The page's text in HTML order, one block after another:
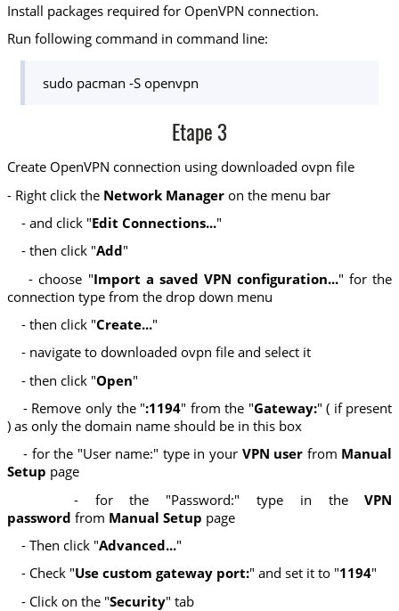
Install packages required for OpenVPN connection.
Run following command in command line:
sudo pacman -S openvpn
Etape 3
Create OpenVPN connection using downloaded ovpn file
- Right click the Network Manageron the menu bar
- and click "Edit Connections..."
- then click "Add"
- choose "Import a saved VPN configuration..." for the
connection type from the drop down menu
- then click "Create..."
- navigate to downloaded ovpn file and select it
- then click "Open"
- Remove only the ":1194" from the "Gateway:" ( if present
) as only the domain name should be in this box
- for the "User name:" type in your VPN user from Manual
Setup page
- for the "Password:" type in theVPN
password from Manual Setup page
- Then click "Advanced..."
- Check "Use custom gateway port:" and set it to "1194"
- Click on the "Security" tab